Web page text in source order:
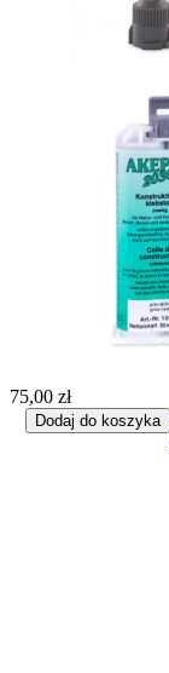
75,00 zł
Dodaj do koszyka